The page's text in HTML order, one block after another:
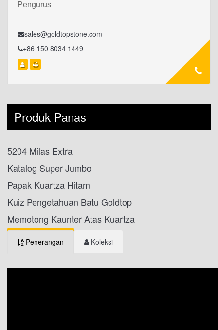
Pengurus
sales@goldtopstone.com
+86 150 8034 1449
Produk Panas
5204 Milas Extra
Katalog Super Jumbo
Papak Kuartza Hitam
Kuiz Pengetahuan Batu Goldtop
Memotong Kaunter Atas Kuartza
Penerangan Koleksi